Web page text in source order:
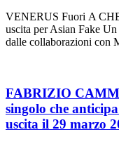
VENERUS Fuori A
uscita per Asian Fake
dalle collaborazioni con
FABRIZIO
singolo che
uscita il 29 marzo